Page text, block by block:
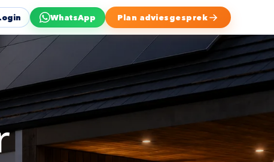
WhatsApp Plan adviesgesprek